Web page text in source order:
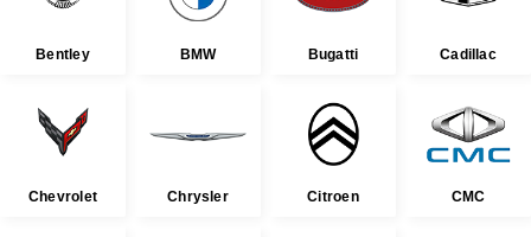
Bentley BMW Bugatti Cadillac
Chevrolet Chrysler Citroen CMC